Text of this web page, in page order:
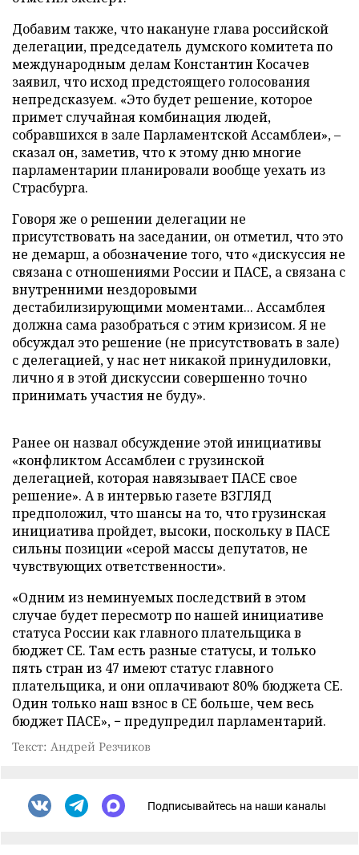
Добавим также, что накануне глава российской
делегации, председатель думского комитета по
международным делам Константин Косачев
заявил, что исход предстоящего голосования
непредсказуем. «Это будет решение, которое
примет случайная комбинация людей,
собравшихся в зале Парламентской Ассамблеи», –
сказал он, заметив, что к этому дню многие
парламентарии планировали вообще уехать из
Страсбурга.
Говоря же о решении делегации не
присутствовать на заседании, он отметил, что это
не демарш, а обозначение того, что «дискуссия не
связана с отношениями России и ПАСЕ, а связана с
внутренними нездоровыми
дестабилизирующими моментами... Ассамблея
должна сама разобраться с этим кризисом. Я не
обсуждал это решение (не присутствовать в зале)
с делегацией, у нас нет никакой принудиловки,
лично я в этой дискуссии совершенно точно
принимать участия не буду».
Ранее он назвал обсуждение этой инициативы
«конфликтом Ассамблеи с грузинской
делегацией, которая навязывает ПАСЕ свое
решение». А в интервью газете ВЗГЛЯД
предположил, что шансы на то, что грузинская
инициатива пройдет, высоки, поскольку в ПАСЕ
сильны позиции «серой массы депутатов, не
чувствующих ответственности».
«Одним из неминуемых последствий в этом
случае будет пересмотр по нашей инициативе
статуса России как главного плательщика в
бюджет СЕ. Там есть разные статусы, и только
пять стран из 47 имеют статус главного
плательщика, и они оплачивают 80% бюджета СЕ.
Один только наш взнос в СЕ больше, чем весь
бюджет ПАСЕ», − предупредил парламентарий.
Текст: Андрей Резчиков
Подписывайтесь на наши каналы